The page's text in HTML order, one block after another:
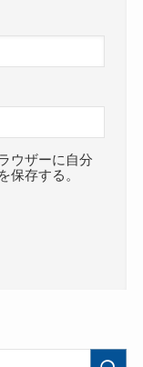
ウザーに自分
保存する。